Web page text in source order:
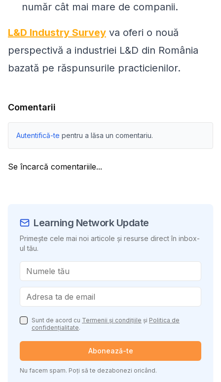
număr cât mai mare de companii.
L&D Industry Survey va oferi o nouă
perspectivă a industriei L&D din România
bazată pe răspunsurile practicienilor.
Comentarii
Autentifică-te pentru a lăsa un comentariu.
Se încarcă comentariile...
Learning Network Update
Primește cele mai noi articole și resurse direct în inbox-
ul tău.
Sunt de acord cu Termenii și condițiile și Politica de
confidențialitate.
Abonează-te
Nu facem spam. Poți să te dezabonezi oricând.